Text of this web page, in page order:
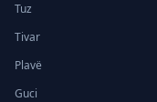
Tuz
Tivar
Plavë
Guci